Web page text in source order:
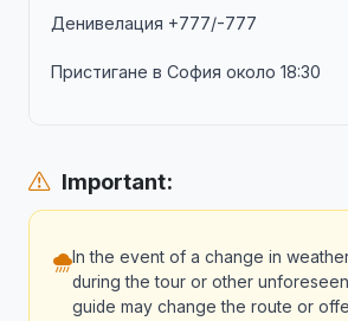
Денивелация +777/-777
Пристигане в София около 18:30
Important:
In the event of a change in
during the tour or other
guide may change the route or